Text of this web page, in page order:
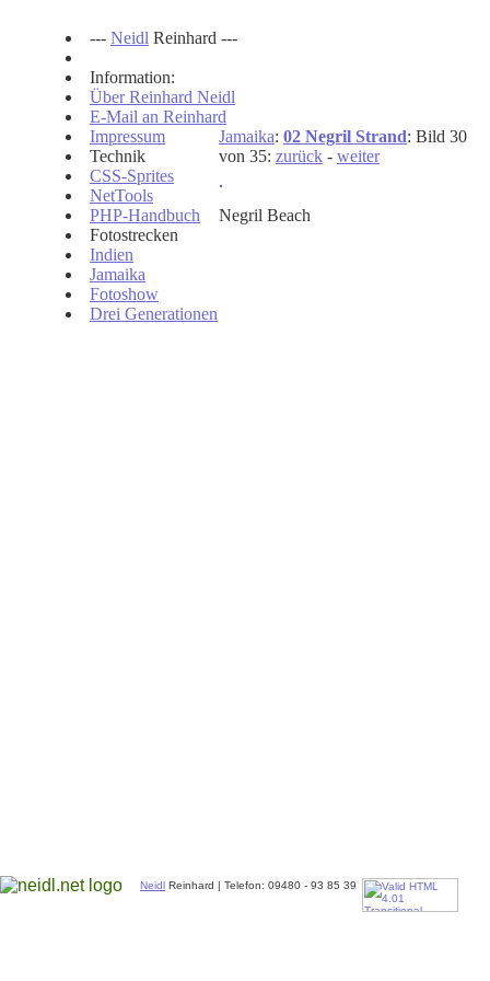
Neidl Reinhard | Telefon: 09480 - 93 85 39
--- Neidl Reinhard ---
Information:
Über Reinhard Neidl
E-Mail an Reinhard
Impressum
Technik
CSS-Sprites
NetTools
PHP-Handbuch
Fotostrecken
Indien
Jamaika
Fotoshow
Drei Generationen
Jamaika: 02 Negril Strand: Bild 30
von 35: zurück - weiter
Negril Beach